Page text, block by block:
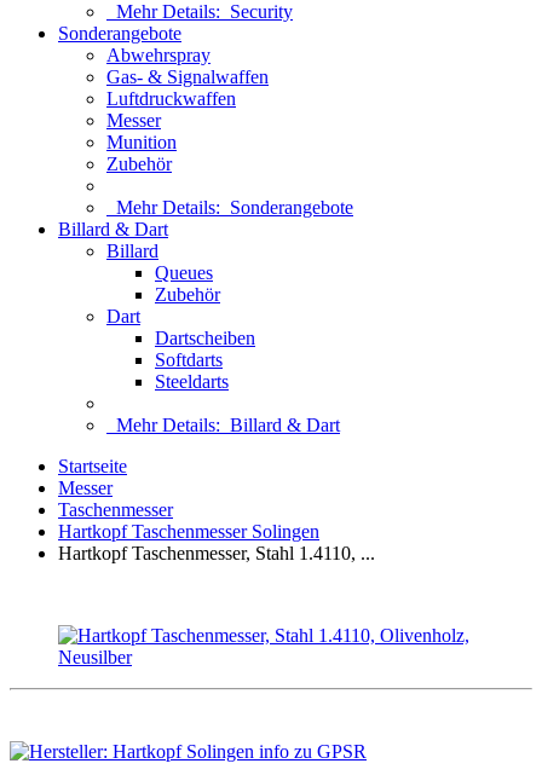
Mehr Details: Security
Sonderangebote
Abwehrspray
Gas- & Signalwaffen
Luftdruckwaffen
Messer
Munition
Zubehör
Mehr Details: Sonderangebote
Billard & Dart
Billard
Queues
Zubehör
Dart
Dartscheiben
Softdarts
Steeldarts
Mehr Details: Billard & Dart
Startseite
Messer
Taschenmesser
Hartkopf Taschenmesser Solingen
Hartkopf Taschenmesser, Stahl 1.4110, ...